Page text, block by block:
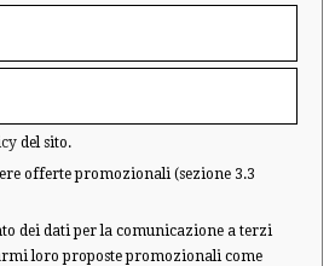
del sito.
offerte promozionali (sezione 3.3
dei dati per la comunicazione a terzi
loro proposte promozionali come